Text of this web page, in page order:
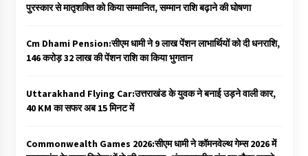
पुरस्कार से मातृशक्ति को किया सम्मानित, सम्मान राशि बढ़ाने की घोषणा
Cm Dhami Pension:सीएम धामी ने 9 लाख पेंशन लाभार्थियों को दी धनराशि, ₹
146 करोड़ 32 लाख की पेंशन राशि का किया भुगतान
Uttarakhand Flying Car:उत्तराखंड के युवक ने बनाई उड़ने वाली कार,
40 KM का सफर अब 15 मिनट में
Commonwealth Games 2026:सीएम धामी ने कॉमनवेल्थ गेम्स 2026 में